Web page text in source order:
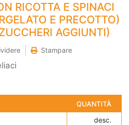
RICOTTA E SPINACI
E PRECOTTO)
AGGIUNTI)
Stampare
QUANTITÀ
desc.